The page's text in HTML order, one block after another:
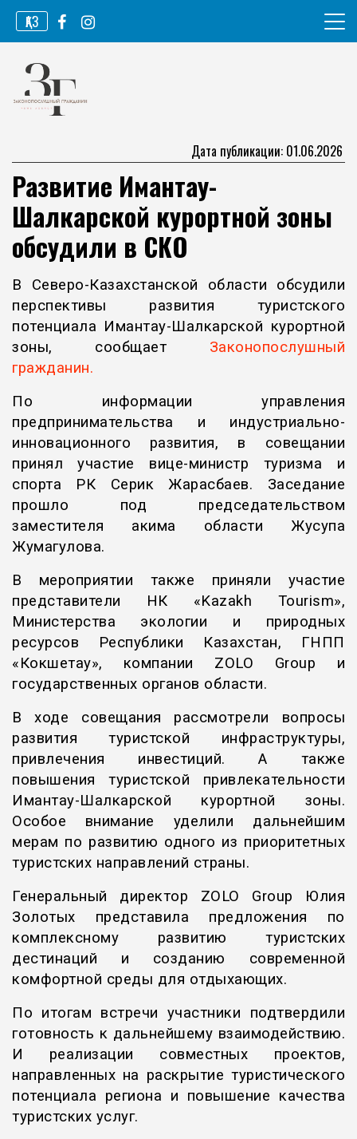
Перейти
содержимому
ҚАЗ
Законопослушный гражданин
Дата публикации: 01.06.2026
Развитие Имантау-
Шалкарской курортной зоны
обсудили в СКО
В Северо-Казахстанской области обсудили
перспективы развития туристского
потенциала Имантау-Шалкарской курортной
зоны, сообщает Законопослушный
гражданин.
По информации управления
предпринимательства и индустриально-
инновационного развития, в совещании
принял участие вице-министр туризма и
спорта РК Серик Жарасбаев. Заседание
прошло под председательством
заместителя акима области Жусупа
Жумагулова.
В мероприятии также приняли участие
представители НК «Kazakh Tourism»,
Министерства экологии и природных
ресурсов Республики Казахстан, ГНПП
«Кокшетау», компании ZOLO Group и
государственных органов области.
В ходе совещания рассмотрели вопросы
развития туристской инфраструктуры,
привлечения инвестиций. А также
повышения туристской привлекательности
Имантау-Шалкарской курортной зоны.
Особое внимание уделили дальнейшим
мерам по развитию одного из приоритетных
туристских направлений страны.
Генеральный директор ZOLO Group Юлия
Золотых представила предложения по
комплексному развитию туристских
дестинаций и созданию современной
комфортной среды для отдыхающих.
По итогам встречи участники подтвердили
готовность к дальнейшему взаимодействию.
И реализации совместных проектов,
направленных на раскрытие туристического
потенциала региона и повышение качества
туристских услуг.